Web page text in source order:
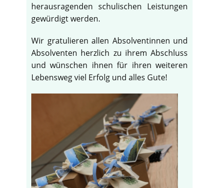
herausragenden schulischen Leistungen
gewürdigt werden.
Wir gratulieren allen Absolventinnen und
Absolventen herzlich zu ihrem Abschluss
und wünschen ihnen für ihren weiteren
Lebensweg viel Erfolg und alles Gute!